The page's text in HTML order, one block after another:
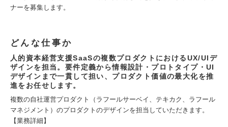
ナーを募集します。
どんな仕事か
人的資本経営支援SaaSの複数プロダクトにおけるUX/UIデ
ザインを担当。要件定義から情報設計・プロトタイプ・UI
デザインまで一貫して担い、プロダクト価値の最大化を推
進をお任せします。
複数の自社運営プロダクト（ラフールサーベイ、テキカク、ラフール
マネジメント）のプロダクトのデザインを担当していただきます。
【業務詳細】